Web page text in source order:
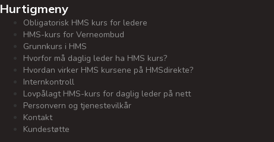
Hurtigmeny
Obligatorisk HMS kurs for ledere
HMS-kurs for Verneombud
Grunnkurs i HMS
Hvorfor må daglig leder ha HMS kurs?
Hvordan virker HMS kursene på HMSdirekte?
Internkontroll
Lovpålagt HMS-kurs for daglig leder på nett
Personvern og tjenestevilkår
Kontakt
Kundestøtte